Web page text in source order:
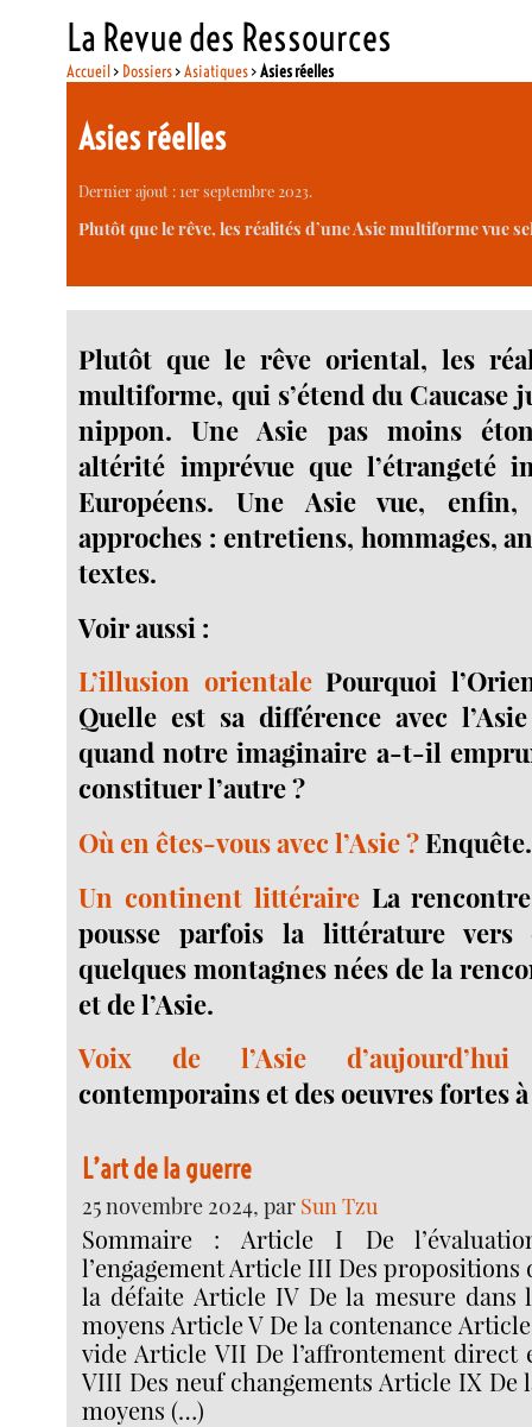
La Revue des Ressources
Accueil> Dossiers>Asiatiques>Asies réelles
Asies réelles
Dernier ajout : 1er septembre 2023.
Plutôt que le rêve, les réalités d’une Asie multiforme vue
Plutôt que le rêve oriental, les
multiforme, qui s’étend du Caucase
nippon. Une Asie pas moins
altérité imprévue que l’étrangeté
Européens. Une Asie vue, enfin,
approches : entretiens, hommages,
textes.
Voir aussi :
L’illusion orientalePourquoi
Quelle est sa différence avec
quand notre imaginaire a-t-il
constituer l’autre ?
Où en êtes-vous avec l’Asie ?Enquête.
Un continent littéraireLa
pousse parfois la littérature vers
quelques montagnes nées de la
et de l’Asie.
Voix de l’Asie d’aujourd’hui
contemporains et des oeuvres fortes
L’art de la guerre
25 novembre 2024, par Sun Tzu
Sommaire : Article I De
l’engagement Article III Des propositions
la défaite Article IV De la mesure dans
moyens Article V De la contenance
vide Article VII De l’affrontement
VIII Des neuf changements Article IX
moyens (…)